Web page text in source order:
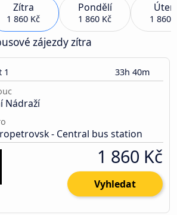
Zítra
1 860 Kč
Pondělí
1 860 Kč 1 860
zájezdy zítra
1 33h 40m
Nádraží
- Central bus station
1 860 Kč
Vyhledat